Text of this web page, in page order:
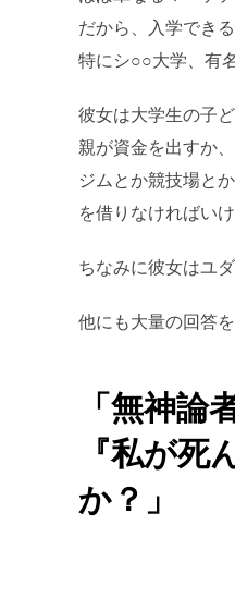
だから、入学でき
特にシ○○大学、有
彼女は大学生の子
親が資金を出すか
ジムとか競技場と
を借りなければい
ちなみに彼女はユ
他にも大量の回答
「無神論
『私が
か？」